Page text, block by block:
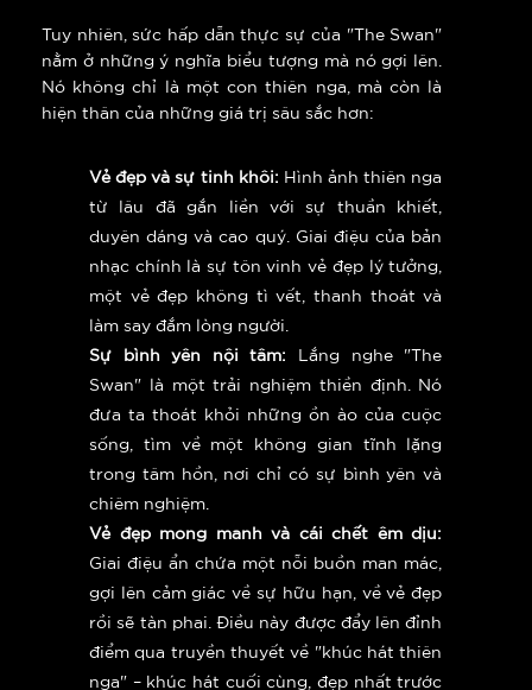
Tuy nhiên, sức hấp dẫn thực sự của "The Swan"
nằm ở những ý nghĩa biểu tượng mà nó gợi lên.
Nó không chỉ là một con thiên nga, mà còn là
hiện thân của những giá trị sâu sắc hơn:
Vẻ đẹp và sự tinh khôi: Hình ảnh thiên nga
từ lâu đã gắn liền với sự thuần khiết,
duyên dáng và cao quý. Giai điệu của bản
nhạc chính là sự tôn vinh vẻ đẹp lý tưởng,
một vẻ đẹp không tì vết, thanh thoát và
làm say đắm lòng người.
Sự bình yên nội tâm: Lắng nghe "The
Swan" là một trải nghiệm thiền định. Nó
đưa ta thoát khỏi những ồn ào của cuộc
sống, tìm về một không gian tĩnh lặng
trong tâm hồn, nơi chỉ có sự bình yên và
chiêm nghiệm.
Vẻ đẹp mong manh và cái chết êm dịu:
Giai điệu ẩn chứa một nỗi buồn man mác,
gợi lên cảm giác về sự hữu hạn, về vẻ đẹp
rồi sẽ tàn phai. Điều này được đẩy lên đỉnh
điểm qua truyền thuyết về "khúc hát thiên
nga" – khúc hát cuối cùng, đẹp nhất trước